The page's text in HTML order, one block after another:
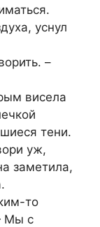
уснул
–
висела
тени.
уж,
заметила,
то
Мы с